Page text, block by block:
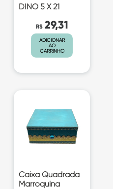
DINO 5 X 21
R$ 29,31
ADICIONAR
AO
CARRINHO
Caixa Quadrada
Marroquina